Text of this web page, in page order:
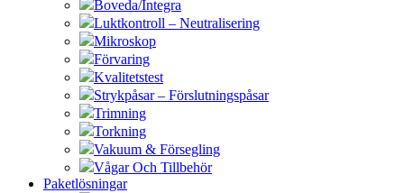
Boveda/Integra
Luktkontroll – Neutralisering
Mikroskop
Förvaring
Kvalitetstest
Strykpåsar – Förslutningspåsar
Trimning
Torkning
Vakuum & Försegling
Vågar Och Tillbehör
Paketlösningar